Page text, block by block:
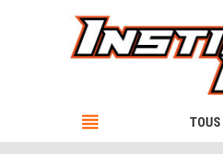
view_headline